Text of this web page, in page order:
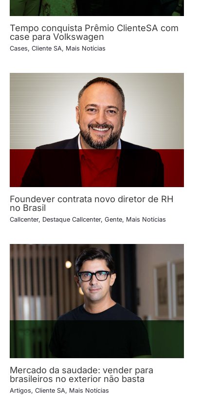
Tempo conquista Prêmio ClienteSA com
case para Volkswagen
Cases, Cliente SA, Mais Notícias
Foundever contrata novo diretor de RH
no Brasil
Callcenter, Destaque Callcenter, Gente, Mais Notícias
Mercado da saudade: vender para
brasileiros no exterior não basta
Artigos, Cliente SA, Mais Notícias